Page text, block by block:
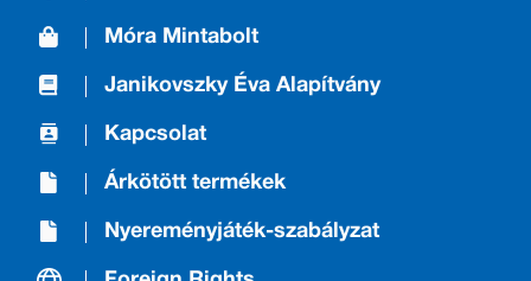
Móra Mintabolt
Janikovszky Éva Alapítvány
Kapcsolat
Árkötött termékek
Nyereményjáték-szabályzat